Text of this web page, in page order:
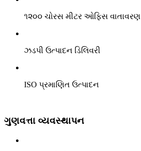
૧૨૦૦ ચોરસ મીટર ઓફિસ વાતાવરણ
ઝડપી ઉત્પાદન ડિલિવરી
ISO પ્રમાણિત ઉત્પાદન
ગુણવત્તા વ્યવસ્થાપન